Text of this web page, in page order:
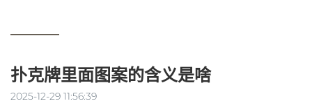
扑克牌里面图案的含义是啥
2025-12-29 11:56:39